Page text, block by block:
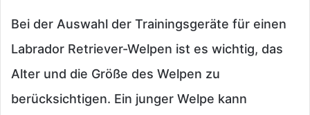
Bei der Auswahl der Trainingsgeräte für einen
Labrador Retriever-Welpen ist es wichtig, das
Alter und die Größe des Welpen zu
berücksichtigen. Ein junger Welpe kann